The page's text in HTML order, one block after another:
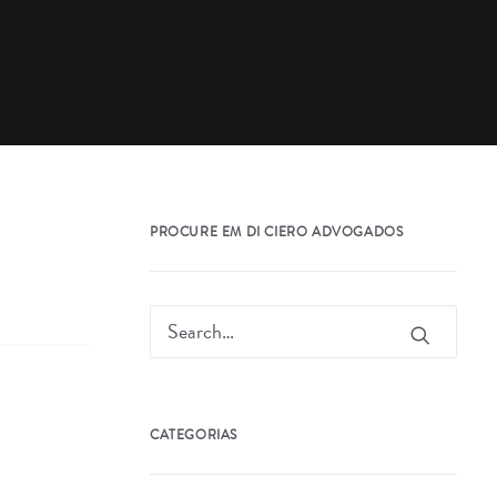
PROCURE EM DI CIERO ADVOGADOS
CATEGORIAS